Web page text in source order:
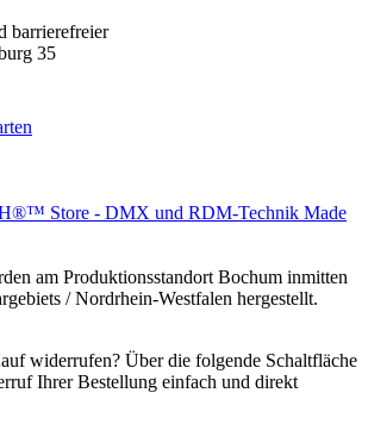
barrierefreier
35
am Produktionsstandort Bochum inmitten
/ Nordrhein-Westfalen hergestellt.
widerrufen? Über die folgende Schaltfläche
Ihrer Bestellung einfach und direkt